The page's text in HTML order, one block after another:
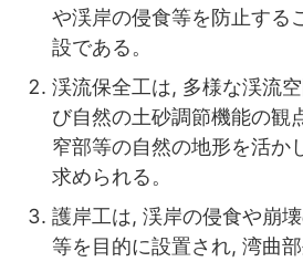
や渓岸の侵食等を防止する
設である。
渓流保全工は, 多様な渓流
び自然の土砂調節機能の観
窄部等の自然の地形を活か
求められる。
護岸工は, 渓岸の侵食や崩
等を目的に設置され, 湾曲